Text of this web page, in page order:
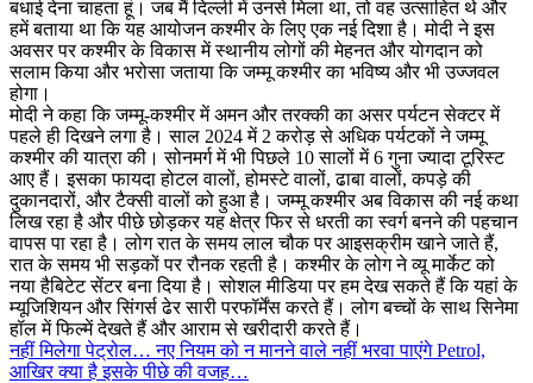
बधाई देना चाहता हूं। जब मैं दिल्ली में उनसे मिला था, तो वह उत्साहित थे और
हमें बताया था कि यह आयोजन कश्मीर के लिए एक नई दिशा है। मोदी ने इस
अवसर पर कश्मीर के विकास में स्थानीय लोगों की मेहनत और योगदान को
सलाम किया और भरोसा जताया कि जम्मू कश्मीर का भविष्य और भी उज्जवल
होगा।
मोदी ने कहा कि जम्मू-कश्मीर में अमन और तरक्की का असर पर्यटन सेक्टर में
पहले ही दिखने लगा है। साल 2024 में 2 करोड़ से अधिक पर्यटकों ने जम्मू
कश्मीर की यात्रा की। सोनमर्ग में भी पिछले 10 सालों में 6 गुना ज्यादा टूरिस्ट
आए हैं। इसका फायदा होटल वालों, होमस्टे वालों, ढाबा वालों, कपड़े की
दुकानदारों, और टैक्सी वालों को हुआ है। जम्मू कश्मीर अब विकास की नई कथा
लिख रहा है और पीछे छोड़कर यह क्षेत्र फिर से धरती का स्वर्ग बनने की पहचान
वापस पा रहा है। लोग रात के समय लाल चौक पर आइसक्रीम खाने जाते हैं,
रात के समय भी सड़कों पर रौनक रहती है। कश्मीर के लोग ने व्यू मार्केट को
नया हैबिटेट सेंटर बना दिया है। सोशल मीडिया पर हम देख सकते हैं कि यहां के
म्यूजिशियन और सिंगर्स ढेर सारी परफॉर्मेंस करते हैं। लोग बच्चों के साथ सिनेमा
हॉल में फिल्में देखते हैं और आराम से खरीदारी करते हैं।
नहीं मिलेगा पेट्रोल… नए नियम को न मानने वाले नहीं भरवा पाएंगे Petrol,
आखिर क्या है इसके पीछे की वजह…